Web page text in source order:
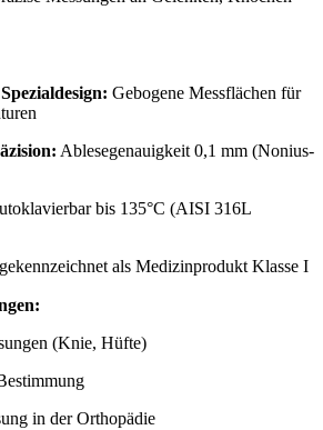
Gebogene Messflächen für
Ablesegenauigkeit 0,1 mm (Nonius-
bis 135°C (AISI 316L
als Medizinprodukt Klasse I
(Knie, Hüfte)
in der Orthopädie